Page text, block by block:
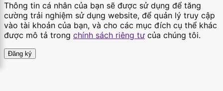
Thông tin cá nhân của bạn sẽ được sử dụng để tăng
cường trải nghiệm sử dụng website, để quản lý truy cập
vào tài khoản của bạn, và cho các mục đích cụ thể khác
được mô tả trong chính sách riêng tưcủa chúng tôi.
Đăng ký